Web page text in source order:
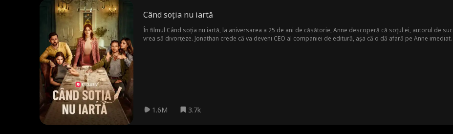
Când soția nu iartă
În filmul Când soția nu iartă, la aniversarea a 25 de ani de căsătorie, Anne descoperă că soțul ei, autorul de
vrea să divorțeze. Jonathan crede că va deveni CEO al companiei de editură, așa că o dă afară pe Anne
1.6M 3.7k